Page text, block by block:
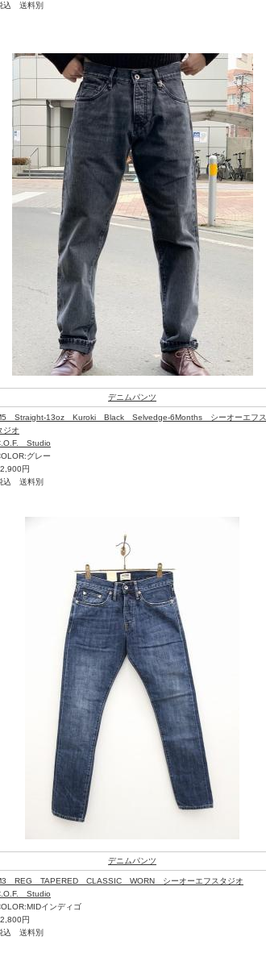
込 送料別
デニムパンツ
Straight-13oz Kuroki Black Selvedge-6Months シーオーエフス
ジオ
Studio
グレー
円
込 送料別
デニムパンツ
REG TAPERED CLASSIC WORN シーオーエフスタジオ
Studio
インディゴ
円
込 送料別